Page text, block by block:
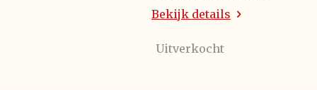
Bekijk details
Uitverkocht